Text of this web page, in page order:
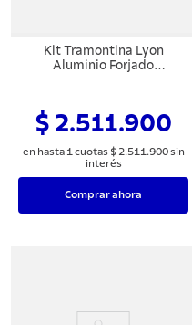
Kit Tramontina Lyon
Aluminio Forjado
$ 2.511.900
en hasta 1 cuotas $ 2.511 .900sin
interés
Comprar ahora